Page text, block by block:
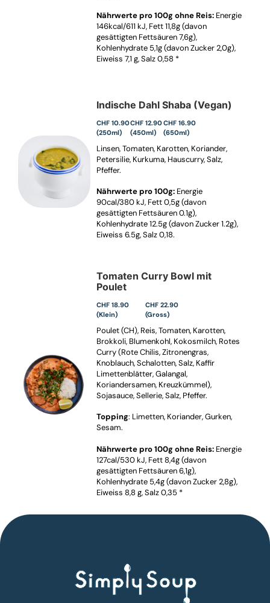
Nährwerte pro 100g ohne Reis: Energie
146kcal/611 kJ, Fett 11,8g (davon
gesättigten Fettsäuren 7,6g),
Kohlenhydrate 5,1g (davon Zucker 2,0g),
Eiweiss 7,1 g, Salz 0,58 *
Indische Dahl Shaba (Vegan)
CHF 10.90
(250ml)
CHF 12.90
(450ml)
CHF 16.90
(650ml)
Linsen, Tomaten, Karotten, Koriander,
Petersilie, Kurkuma, Hauscurry, Salz,
Pfeffer.
Nährwerte pro 100g: Energie
90cal/380 kJ, Fett 0,5g (davon
gesättigten Fettsäuren 0.1g),
Kohlenhydrate 12.5g (davon Zucker 1.2g),
Eiweiss 6.5g, Salz 0,18.
Tomaten Curry Bowl mit
Poulet
CHF 18.90
(Klein)
CHF 22.90
(Gross)
Poulet (CH), Reis, Tomaten, Karotten,
Brokkoli, Blumenkohl, Kokosmilch, Rotes
Curry (Rote Chilis, Zitronengras,
Knoblauch, Schalotten, Salz, Kaffir
Limettenblätter, Galangal,
Koriandersamen, Kreuzkümmel),
Sojasauce, Sellerie, Salz, Pfeffer.
Topping: Limetten, Koriander, Gurken,
Sesam.
Nährwerte pro 100g ohne Reis: Energie
127cal/530 kJ, Fett 8,4g (davon
gesättigten Fettsäuren 6,1g),
Kohlenhydrate 5,4g (davon Zucker 2,8g),
Eiweiss 8,8 g, Salz 0,35 *